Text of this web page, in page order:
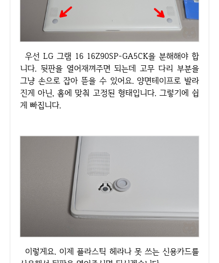
우선 LG 그램 16 16Z90SP-GA5CK을 분해해야 합
니다. 뒷판을 열어재껴주면 되는데 고무 다리 부분을
그냥 손으로 잡아 뜯을 수 있어요. 양면테이프로 발라
진게 아닌, 홈에 맞춰 고정된 형태입니다. 그렇기에 쉽
게 빠집니다.
이렇게요. 이제 플라스틱 헤라나 못 쓰는 신용카드를